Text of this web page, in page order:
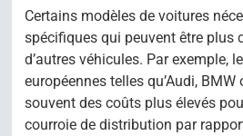
Certains modèles de voitures
spécifiques qui peuvent être plus
d’autres véhicules. Par exemple,
européennes telles qu’Audi,
souvent des coûts plus élevés
courroie de distribution par